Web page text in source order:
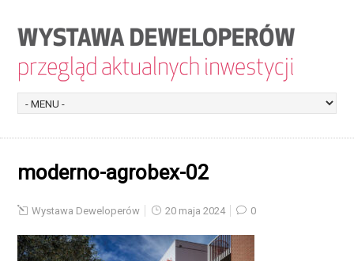
moderno-agrobex-02
Wystawa Deweloperów 20 maja 2024 0